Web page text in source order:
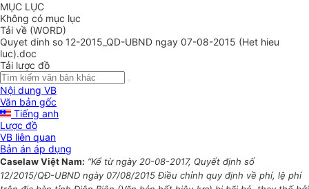
MỤC LỤC
Không có mục lục
Tải về (WORD)
Quyet dinh so 12-2015_QD-UBND ngay 07-08-2015 (Het hieu
luc).doc
Tải lược đồ
Nội dung VB
Văn bản gốc
Tiếng anh
Lược đồ
VB liên quan
Bản án áp dụng
Caselaw Việt Nam: “Kể từ ngày 20-08-2017, Quyết định số
12/2015/QĐ-UBND ngày 07/08/2015 Điều chỉnh quy định về phí, lệ phí